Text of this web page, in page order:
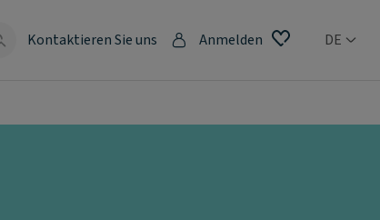
Kontaktieren Sie uns Anmelden DE